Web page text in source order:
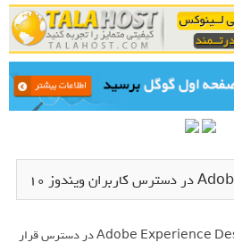
نسخه ی آزمایشی خصوصی Adobe Experience Design در دسترس قرار